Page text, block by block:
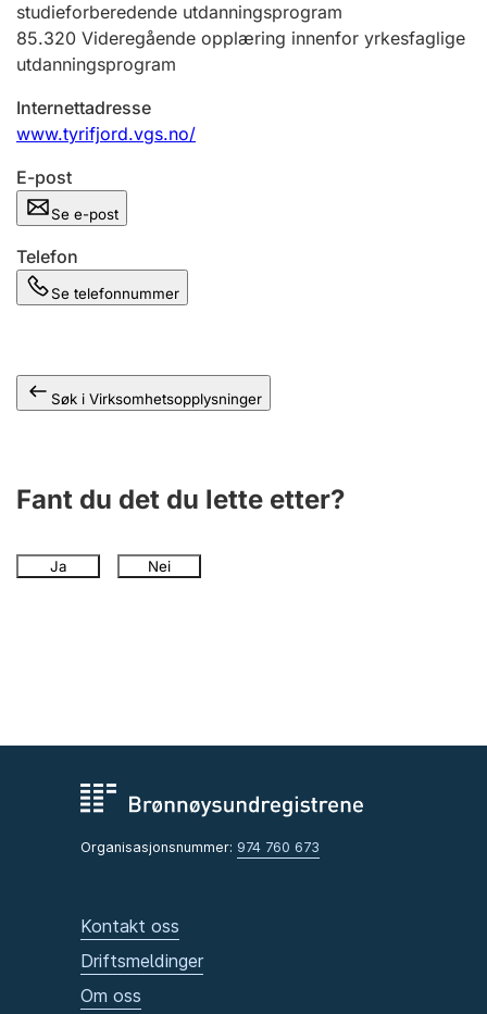
Andre tema
studieforberedende utdanningsprogram
85.320 Videregående opplæring innenfor yrkesfaglige
utdanningsprogram
Internettadresse
www.tyrifjord.vgs.no/
E-post
Se e-post
Telefon
Se telefonnummer
Søk i Virksomhetsopplysninger
Fant du det du lette etter?
Ja Nei
Organisasjonsnummer: 974 760 673
Kontakt oss
Driftsmeldinger
Om oss